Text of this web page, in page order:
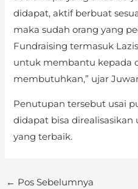
didapat, aktif berbuat
maka sudah orang yang
Fundraising termasuk
untuk membantu kepada
membutuhkan,” ujar
Penutupan tersebut usai
didapat bisa
yang terbaik.
← Pos Sebelumnya